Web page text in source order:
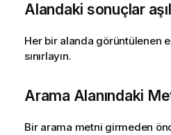
Alandaki sonuçlar
Her bir alanda görüntülenen
sınırlayın.
Arama Alanındaki
Bir arama metni girmeden